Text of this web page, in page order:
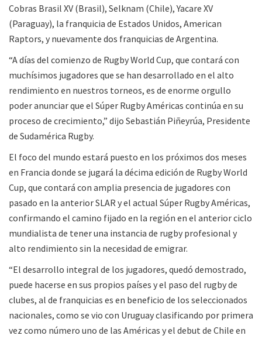
Cobras Brasil XV (Brasil), Selknam (Chile), Yacare XV
(Paraguay), la franquicia de Estados Unidos, American
Raptors, y nuevamente dos franquicias de Argentina.
“A días del comienzo de Rugby World Cup, que contará con
muchísimos jugadores que se han desarrollado en el alto
rendimiento en nuestros torneos, es de enorme orgullo
poder anunciar que el Súper Rugby Américas continúa en su
proceso de crecimiento,” dijo Sebastián Piñeyrúa, Presidente
de Sudamérica Rugby.
El foco del mundo estará puesto en los próximos dos meses
en Francia donde se jugará la décima edición de Rugby World
Cup, que contará con amplia presencia de jugadores con
pasado en la anterior SLAR y el actual Súper Rugby Américas,
confirmando el camino fijado en la región en el anterior ciclo
mundialista de tener una instancia de rugby profesional y
alto rendimiento sin la necesidad de emigrar.
“El desarrollo integral de los jugadores, quedó demostrado,
puede hacerse en sus propios países y el paso del rugby de
clubes, al de franquicias es en beneficio de los seleccionados
nacionales, como se vio con Uruguay clasificando por primera
vez como número uno de las Américas y el debut de Chile en